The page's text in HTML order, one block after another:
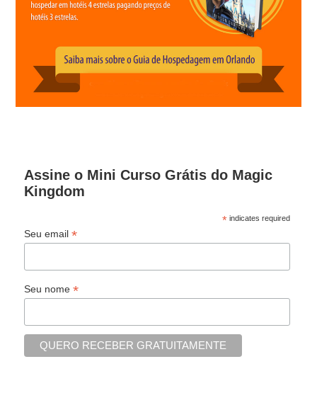
Assine o Mini Curso Grátis do Magic
Kingdom
*indicates required
Seu email*
Seu nome*